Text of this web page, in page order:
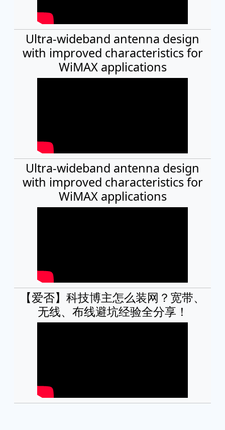
Ultra-wideband antenna design
with improved characteristics for
WiMAX applications
Ultra-wideband antenna design
with improved characteristics for
WiMAX applications
【爱否】科技博主怎么装网？宽带、
无线、布线避坑经验全分享！